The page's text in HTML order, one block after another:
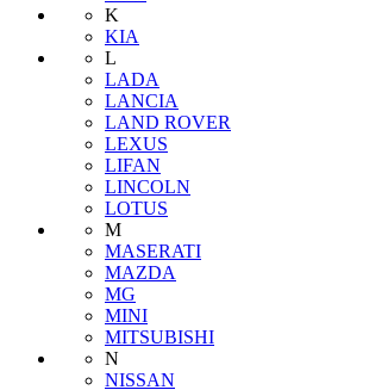
K
KIA
L
LADA
LANCIA
LAND ROVER
LEXUS
LIFAN
LINCOLN
LOTUS
M
MASERATI
MAZDA
MG
MINI
MITSUBISHI
N
NISSAN